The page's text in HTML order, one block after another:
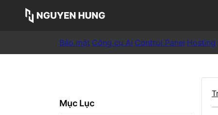
Bảo mật Công cụ AI Control Panel Hosting
Mục Lục